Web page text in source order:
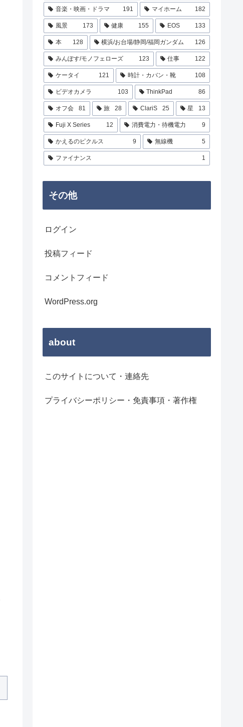
音楽・映画・ドラマ 191 マイホーム 182
風景 173 健康 155 EOS 133
本 128 横浜/お台場/静岡/福岡ガンダム 126
みんぽす/モノフェローズ 123 仕事 122
ケータイ 121 時計・カバン・靴 108
ビデオカメラ 103 ThinkPad 86
オフ会 81 旅 28 ClariS 25 星 13
Fuji X Series 12 消費電力・待機電力 9
かえるのピクルス 9 無線機 5
ファイナンス 1
その他
ログイン
投稿フィード
コメントフィード
WordPress.org
about
このサイトについて・連絡先
プライバシーポリシー・免責事項・著作権